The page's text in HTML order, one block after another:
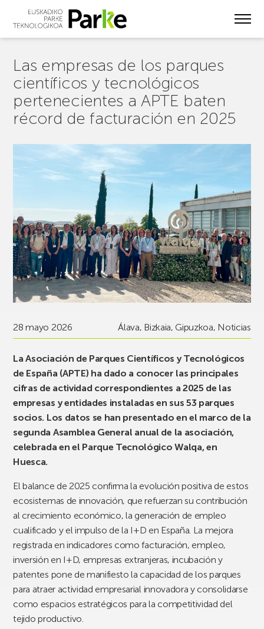
Las empresas de los parques
científicos y tecnológicos
pertenecientes a APTE baten
récord de facturación en 2025
28 mayo 2026 Álava, Bizkaia,Gipuzkoa, Noticias
La Asociación de Parques Científicos y Tecnológicos
de España (APTE) ha dado a conocer las principales
cifras de actividad correspondientes a 2025 de las
empresas y entidades instaladas en sus 53 parques
socios. Los datos se han presentado en el marco de la
segunda Asamblea General anual de la asociación,
celebrada en el Parque Tecnológico Walqa, en
Huesca.
El balance de 2025 confirma la evolución positiva de estos
ecosistemas de innovación, que refuerzan su contribución
al crecimiento económico, la generación de empleo
cualificado y el impulso de la I+D en España. La mejora
registrada en indicadores como facturación, empleo,
inversión en I+D, empresas extranjeras, incubación y
patentes pone de manifiesto la capacidad de los parques
para atraer actividad empresarial innovadora y consolidarse
como espacios estratégicos para la competitividad del
tejido productivo.